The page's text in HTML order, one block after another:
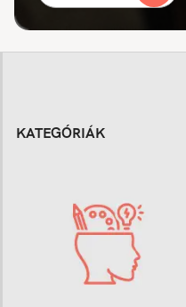
KATEGÓRIÁK